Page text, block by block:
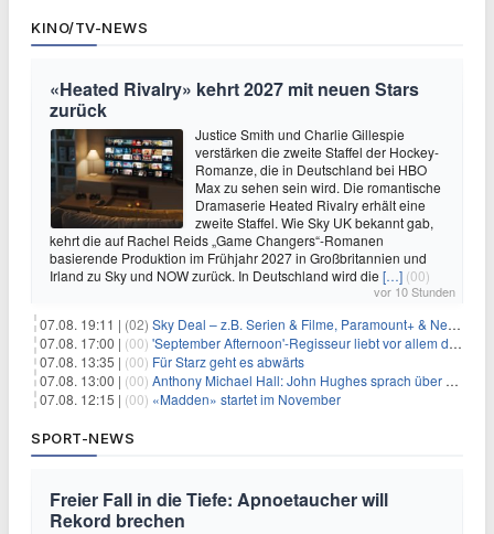
KINO/TV-NEWS
«Heated Rivalry» kehrt 2027 mit neuen Stars
zurück
Justice Smith und Charlie Gillespie
verstärken die zweite Staffel der Hockey-
Romanze, die in Deutschland bei HBO
Max zu sehen sein wird. Die romantische
Dramaserie Heated Rivalry erhält eine
zweite Staffel. Wie Sky UK bekannt gab,
kehrt die auf Rachel Reids „Game Changers“-Romanen
basierende Produktion im Frühjahr 2027 in Großbritannien und
Irland zu Sky und NOW zurück. In Deutschland wird die […] (00)
vor 10 Stunden
07.08. 19:11 | (02) Sky Deal – z.B. Serien & Filme, Paramount+ & Netflix für 19,99€/Monat
07.08. 17:00 | (00) 'September Afternoon'-Regisseur liebt vor allem die 'Banalität' in seinen Filmen
07.08. 13:35 | (00) Für Starz geht es abwärts
07.08. 13:00 | (00) Anthony Michael Hall: John Hughes sprach über eine Fortsetzung von 'The Breakfast Club'
07.08. 12:15 | (00) «Madden» startet im November
SPORT-NEWS
Freier Fall in die Tiefe: Apnoetaucher will
Rekord brechen